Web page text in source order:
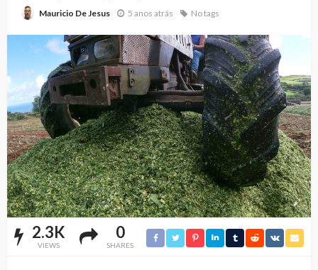
Mauricio De Jesus 5 anos atrás No tags
2.3K
VIEWS
0
SHARES